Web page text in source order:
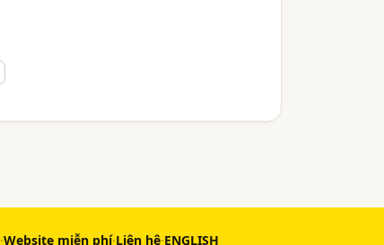
·Website miễn phí·Liên hệ·ENGLISH